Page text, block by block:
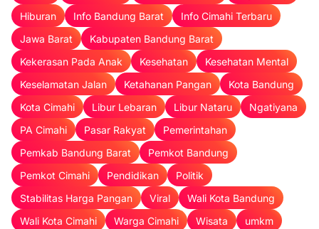
Hiburan
Info Bandung Barat
Info Cimahi Terbaru
Jawa Barat
Kabupaten Bandung Barat
Kekerasan Pada Anak
Kesehatan
Kesehatan Mental
Keselamatan Jalan
Ketahanan Pangan
Kota Bandung
Kota Cimahi
Libur Lebaran Libur Nataru
Ngatiyana
PA Cimahi
Pasar Rakyat
Pemerintahan
Pemkab Bandung Barat
Pemkot Bandung
Pemkot Cimahi
Pendidikan
Politik
Stabilitas Harga Pangan
Viral
Wali Kota Bandung
Wali Kota Cimahi
Warga Cimahi Wisata umkm